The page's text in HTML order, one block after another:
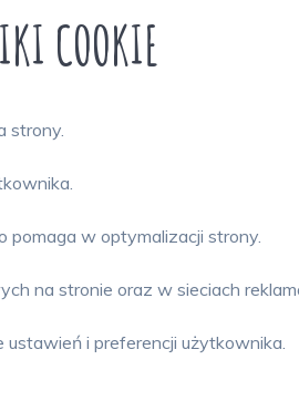
COOKIE
strony.
w optymalizacji strony.
na stronie oraz w sieciach
i preferencji użytkownika.